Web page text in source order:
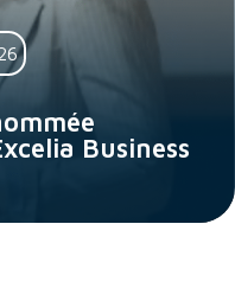
Business